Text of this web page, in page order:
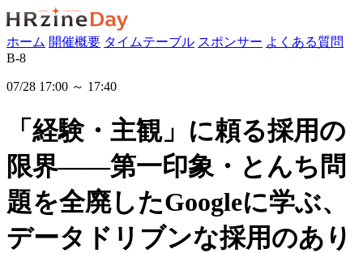
ホーム 開催概要 タイムテーブル スポンサー よくある質問
B-8
07/28 17:00 ～ 17:40
「経験・主観」に頼る採用の
限界――第一印象・とんち問
題を全廃したGoogleに学ぶ、
データドリブンな採用のあり